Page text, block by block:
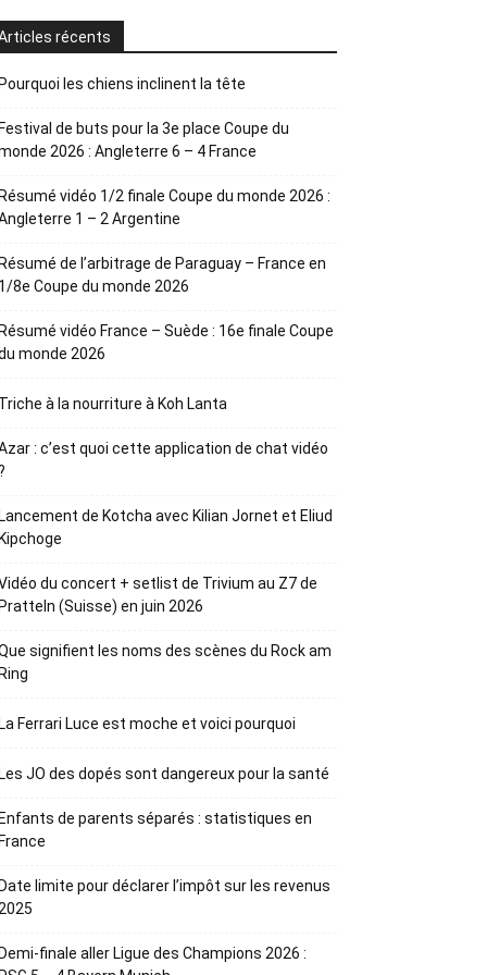
récents
Pourquoi les chiens inclinent la tête
Festival de buts pour la 3e place Coupe du
2026 : Angleterre 6 – 4 France
Résumé vidéo 1/2 finale Coupe du monde 2026 :
1 – 2 Argentine
Résumé de l’arbitrage de Paraguay – France en
1/8e Coupe du monde 2026
Résumé vidéo France – Suède : 16e finale Coupe
monde 2026
Triche à la nourriture à Koh Lanta
: c’est quoi cette application de chat vidéo
Lancement de Kotcha avec Kilian Jornet et Eliud
Kipchoge
du concert + setlist de Trivium au Z7 de
Pratteln (Suisse) en juin 2026
signifient les noms des scènes du Rock am
Ring
La Ferrari Luce est moche et voici pourquoi
Les JO des dopés sont dangereux pour la santé
Enfants de parents séparés : statistiques en
France
Date limite pour déclarer l’impôt sur les revenus
2025
Demi-finale aller Ligue des Champions 2026 :